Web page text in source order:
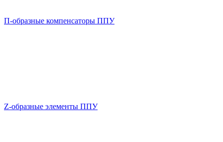
П-образные компенсаторы ППУ
Z-образные элементы ППУ